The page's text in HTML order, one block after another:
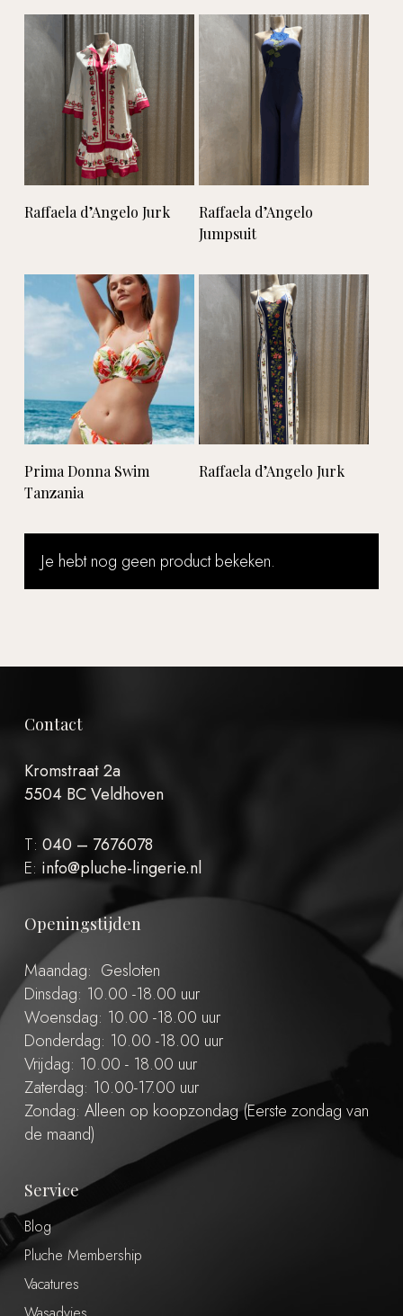
Geen producten in de
winkelwagen.
Lees verder
Raffaela d’Angelo Jurk Lees verder
Raffaela d’Angelo
Jumpsuit
Lees verder
Prima Donna Swim
Tanzania
Lees verder
Raffaela d’Angelo Jurk
Je hebt nog geen product bekeken.
Contact
Kromstraat 2a
5504 BC Veldhoven
T: 040 – 7676078
E: info@pluche-lingerie.nl
Openingstijden
Maandag: Gesloten
Dinsdag: 10.00 -18.00 uur
Woensdag: 10.00 -18.00 uur
Donderdag: 10.00 -18.00 uur
Vrijdag: 10.00 - 18.00 uur
Zaterdag: 10.00-17.00 uur
Zondag: Alleen op koopzondag (Eerste zondag van
de maand)
Service
Blog
Pluche Membership
Vacatures